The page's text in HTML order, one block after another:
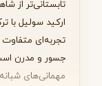
ارکید سولیل با
تجربه‌ای
جسور و مدرن